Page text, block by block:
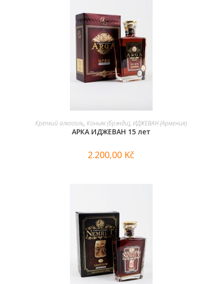
В КОРЗИНУ
Крепкий алкоголь, Коньяк (брэнди), ИДЖЕВАН (Армения)
АРКА ИДЖЕВАН 15 лет
2.200,00 Kč